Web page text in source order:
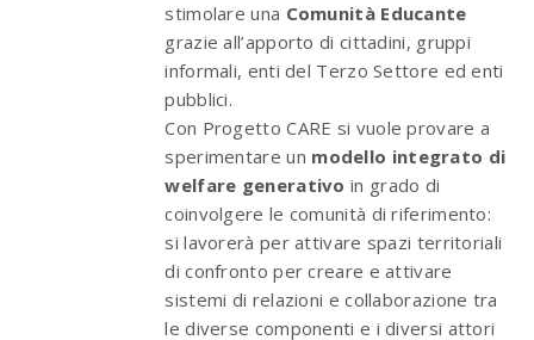
stimolare una Comunità Educante
grazie all’apporto di cittadini, gruppi
informali, enti del Terzo Settore ed enti
pubblici.
Con Progetto CARE si vuole provare a
sperimentare un modello integrato di
welfare generativo in grado di
coinvolgere le comunità di riferimento:
si lavorerà per attivare spazi territoriali
di confronto per creare e attivare
sistemi di relazioni e collaborazione tra
le diverse componenti e i diversi attori